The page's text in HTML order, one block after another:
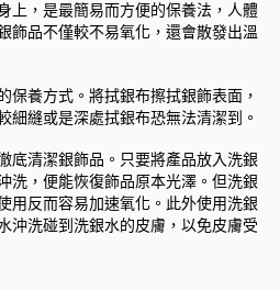
上，是最簡易而方便的保養法，人體
飾品不僅較不易氧化，還會散發出溫
保養方式。將拭銀布擦拭銀飾表面，
細縫或是深處拭銀布恐無法清潔到。
底清潔銀飾品。只要將產品放入洗銀
洗，便能恢復飾品原本光澤。但洗銀
用反而容易加速氧化。此外使用洗銀
沖洗碰到洗銀水的皮膚，以免皮膚受